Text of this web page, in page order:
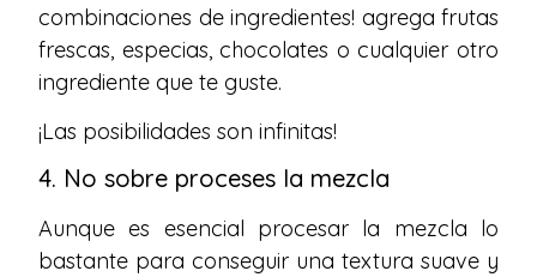
combinaciones de ingredientes! agrega frutas
frescas, especias, chocolates o cualquier otro
ingrediente que te guste.
¡Las posibilidades son infinitas!
4. No sobre proceses la mezcla
Aunque es esencial procesar la mezcla lo
bastante para conseguir una textura suave y